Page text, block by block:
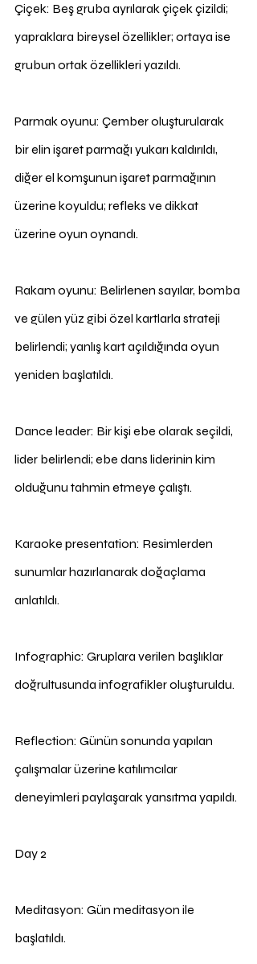
Çiçek: Beş gruba ayrılarak çiçek çizildi;
yapraklara bireysel özellikler; ortaya ise
grubun ortak özellikleri yazıldı.
Parmak oyunu: Çember oluşturularak
bir elin işaret parmağı yukarı kaldırıldı,
diğer el komşunun işaret parmağının
üzerine koyuldu; refleks ve dikkat
üzerine oyun oynandı.
Rakam oyunu: Belirlenen sayılar, bomba
ve gülen yüz gibi özel kartlarla strateji
belirlendi; yanlış kart açıldığında oyun
yeniden başlatıldı.
Dance leader: Bir kişi ebe olarak seçildi,
lider belirlendi; ebe dans liderinin kim
olduğunu tahmin etmeye çalıştı.
Karaoke presentation: Resimlerden
sunumlar hazırlanarak doğaçlama
anlatıldı.
Infographic: Gruplara verilen başlıklar
doğrultusunda infografikler oluşturuldu.
Reflection: Günün sonunda yapılan
çalışmalar üzerine katılımcılar
deneyimleri paylaşarak yansıtma yapıldı.
Day 2
Meditasyon: Gün meditasyon ile
başlatıldı.